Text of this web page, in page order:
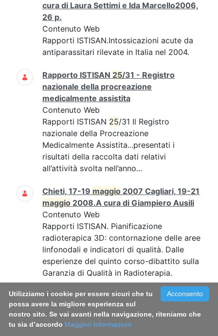
cura di Laura Settimi e Ida Marcello2006,
26 p.
Contenuto Web
Rapporti ISTISAN.Intossicazioni acute da
antiparassitari rilevate in Italia nel 2004.
Rapporto ISTISAN 25/31 - Registro
nazionale della procreazione
medicalmente assistita
Contenuto Web
Rapporti ISTISAN 25/31 Il Registro
nazionale della Procreazione
Medicalmente Assistita...presentati i
risultati della raccolta dati relativi
all’attività svolta nell’anno...
Chieti, 17-19 maggio 2007 Cagliari, 19-21
maggio 2008.A cura di Giampiero Ausili
Contenuto Web
Rapporti ISTISAN. Pianificazione
radioterapica 3D: contornazione delle aree
linfonodali e indicatori di qualità. Dalle
esperienze del quinto corso-dibattito sulla
Garanzia di Qualità in Radioterapia.
Rapporto ISTISAN 21/14 - Italian Blood
System 2020: activity data,
haemovigilance and epidemiological
surveillance. Liviana Catalano, Vanessa
Acconsento
Utilizziamo i cookie per essere sicuri che tu
possa avere la migliore esperienza sul
nostro sito. Se vai avanti nella navigazione, riteniamo che
tu sia d’accordo Maggiori Informazioni